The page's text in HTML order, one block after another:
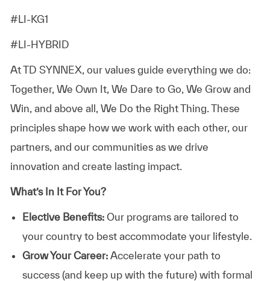
#LI-KG1
#LI-HYBRID
At TD SYNNEX, our values guide everything we do:
Together, We Own It, We Dare to Go, We Grow and
Win, and above all, We Do the Right Thing. These
principles shape how we work with each other, our
partners, and our communities as we drive
innovation and create lasting impact.
What’s In It For You?
Elective Benefits:Our programs are tailored to
your country to best accommodate your lifestyle.
Grow Your Career: Accelerate your path to
success (and keep up with the future) with formal